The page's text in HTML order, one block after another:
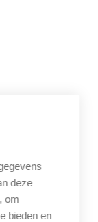
deze
om
bieden en